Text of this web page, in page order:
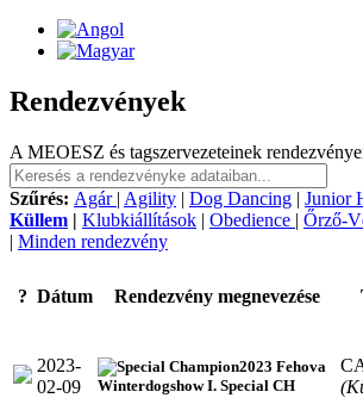
Rendezvények
A MEOESZ és tagszervezeteinek
Szűrés: Agár | Agility | Dog Dancing | Junior
Küllem | Klubkiállítások | Obedience | Őrző-
| Minden rendezvény
? Dátum Rendezvény megnevezése
2023-
02-09
2023 Fehova
Winterdogshow I. Special CH